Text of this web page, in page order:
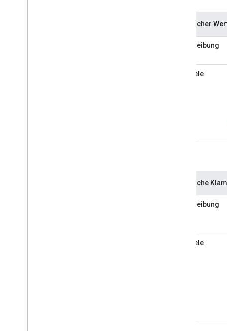
Boolescher
Beschreibung
Beispiele
Boolesche
Beschreibung
Beispiele